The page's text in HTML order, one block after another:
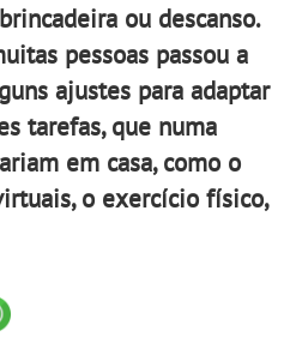
ou descanso.
pessoas passou a
ajustes para adaptar
tarefas, que numa
em casa, como o
o exercício físico,